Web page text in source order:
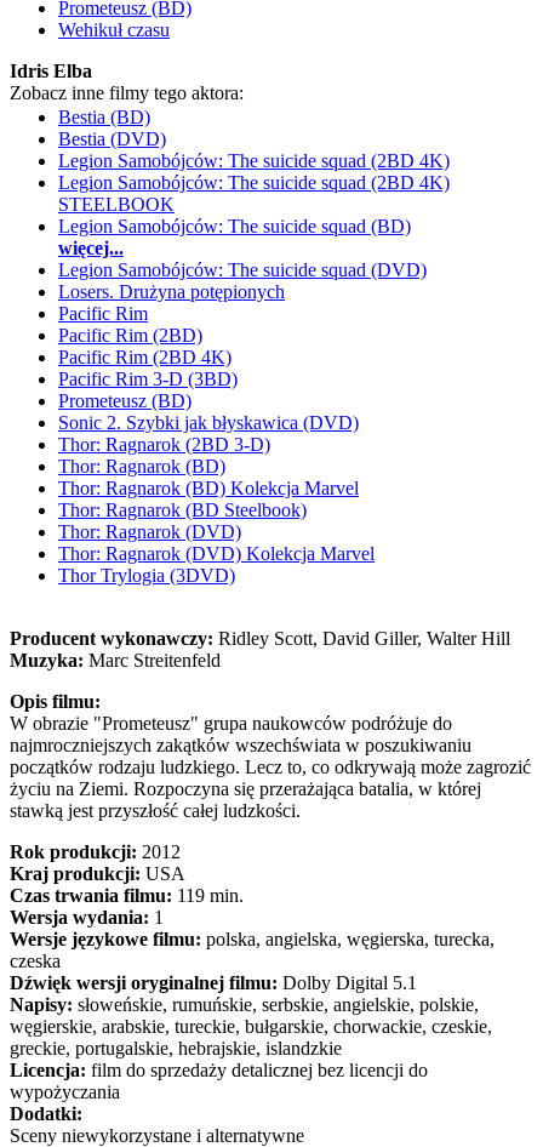
Prometeusz (BD)
Wehikuł czasu
Idris Elba
Zobacz inne filmy tego aktora:
Bestia (BD)
Bestia (DVD)
Legion Samobójców: The suicide squad (2BD 4K)
Legion Samobójców: The suicide squad (2BD 4K)
STEELBOOK
Legion Samobójców: The suicide squad (BD)
więcej...
Legion Samobójców: The suicide squad (DVD)
Losers. Drużyna potępionych
Pacific Rim
Pacific Rim (2BD)
Pacific Rim (2BD 4K)
Pacific Rim 3-D (3BD)
Prometeusz (BD)
Sonic 2. Szybki jak błyskawica (DVD)
Thor: Ragnarok (2BD 3-D)
Thor: Ragnarok (BD)
Thor: Ragnarok (BD) Kolekcja Marvel
Thor: Ragnarok (BD Steelbook)
Thor: Ragnarok (DVD)
Thor: Ragnarok (DVD) Kolekcja Marvel
Thor Trylogia (3DVD)
Producent wykonawczy: Ridley Scott, David Giller, Walter Hill
Muzyka: Marc Streitenfeld
Opis filmu:
W obrazie "Prometeusz" grupa naukowców podróżuje do
najmroczniejszych zakątków wszechświata w poszukiwaniu
początków rodzaju ludzkiego. Lecz to, co odkrywają może zagrozić
życiu na Ziemi. Rozpoczyna się przerażająca batalia, w której
stawką jest przyszłość całej ludzkości.
Rok produkcji: 2012
Kraj produkcji: USA
Czas trwania filmu: 119 min.
Wersja wydania: 1
Wersje językowe filmu: polska, angielska, węgierska, turecka,
czeska
Dźwięk wersji oryginalnej filmu: Dolby Digital 5.1
Napisy: słoweńskie, rumuńskie, serbskie, angielskie, polskie,
węgierskie, arabskie, tureckie, bułgarskie, chorwackie, czeskie,
greckie, portugalskie, hebrajskie, islandzkie
Licencja: film do sprzedaży detalicznej bez licencji do
wypożyczania
Dodatki:
Sceny niewykorzystane i alternatywne